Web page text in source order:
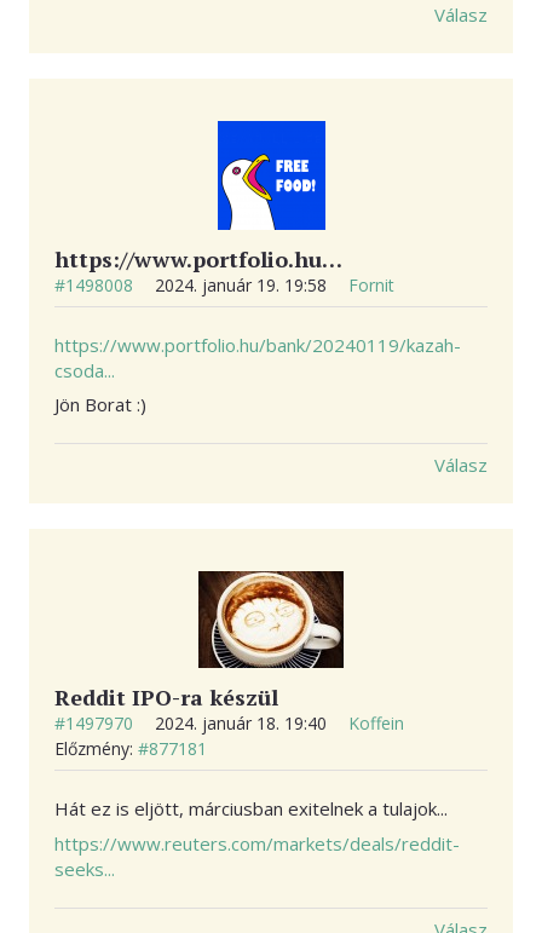
Válasz
https://www.portfolio.hu…
#1498008 2024. január 19. 19:58 Fornit
https://www.portfolio.hu/bank/20240119/kazah-
csoda...
Jön Borat :)
Válasz
Reddit IPO-ra készül
#1497970 2024. január 18. 19:40
Koffein
Előzmény: #877181
Hát ez is eljött, márciusban exitelnek a tulajok...
https://www.reuters.com/markets/deals/reddit-
seeks...